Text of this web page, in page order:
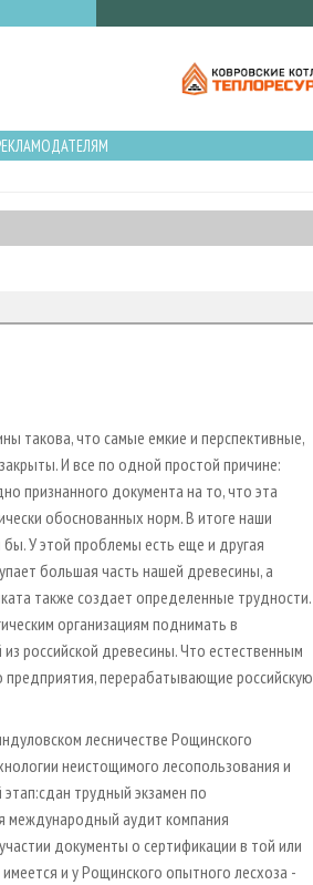
такова, что самые емкие и перспективные,
И все по одной простой причине:
признанного документа на то, что эта
обоснованных норм. В итоге наши
У этой проблемы есть еще и другая
большая часть нашей древесины, а
также создает определенные трудности.
организациям поднимать в
российской древесины. Что естественным
предприятия, перерабатывающие российскую
лесничестве Рощинского
неистощимого лесопользования и
трудный экзамен по
международный аудит компания
документы о сертификации в той или
и у Рощинского опытного лесхоза -